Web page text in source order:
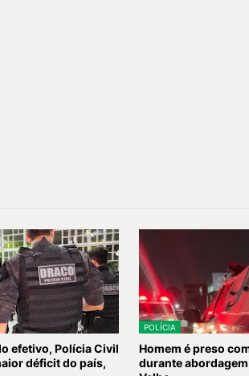
efetivo, Polícia Civil
déficit do país,
POLÍCIA
Homem é preso
durante